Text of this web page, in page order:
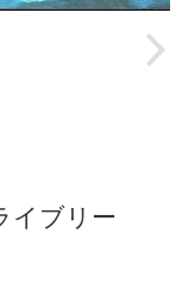
イブリー